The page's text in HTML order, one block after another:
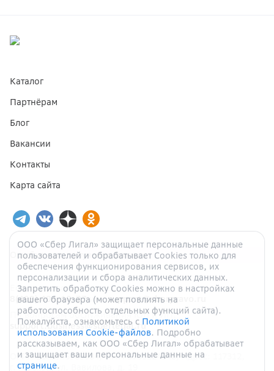
Каталог
Партнёрам
Блог
Вакансии
Контакты
Карта сайта
Ошибка при получении данных
Если у вас есть вопросы:
8(499) 404-10-37 или support@sberpravo.ru
По вопросам обслуживания ЮЛ и ИП:
support.business@sberlegal.ru
ОГРН1187746905004, ИНН9705124940, Адрес:
Москва,ул.
ООО «Сбер Лигал» защищает персональные данные
пользователей и обрабатывает Cookies только для
обеспечения функционирования сервисов, их
персонализации и сбора аналитических данных.
Запретить обработку Cookies можно в настройках
вашего браузера (может повлиять на
работоспособность отдельных функций сайта).
Пожалуйста, ознакомьтесь с Политикой
использования Cookie-файлов. Подробно
рассказываем, как ООО «Сбер Лигал» обрабатывает
и защищает ваши персональные данные на
странице.